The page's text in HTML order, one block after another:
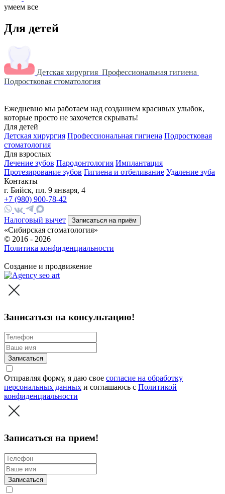
умеем все
Для детей
Детская хирургия Профессиональная гигиена
Подростковая стоматология
Ежедневно мы работаем над созданием красивых улыбок,
которые просто не захочется скрывать!
Для детей
Детская хирургия Профессиональная гигиена Подростковая
стоматология
Для взрослых
Лечение зубов Пародонтология Имплантация
Протезирование зубов Гигиена и отбеливание Удаление зуба
Контакты
г. Бийск, пл. 9 января, 4
+7 (980) 900-78-42
Налоговый вычет Записаться на приём
«Сибирская стоматология»
© 2016 - 2026
Политика конфиденциальности
Создание и продвижение
Записаться на консультацию!
Записаться
Отправляя форму, я даю свое согласие на обработку
персональных данных и соглашаюсь c Политикой
конфиденциальности
Записаться на прием!
Записаться